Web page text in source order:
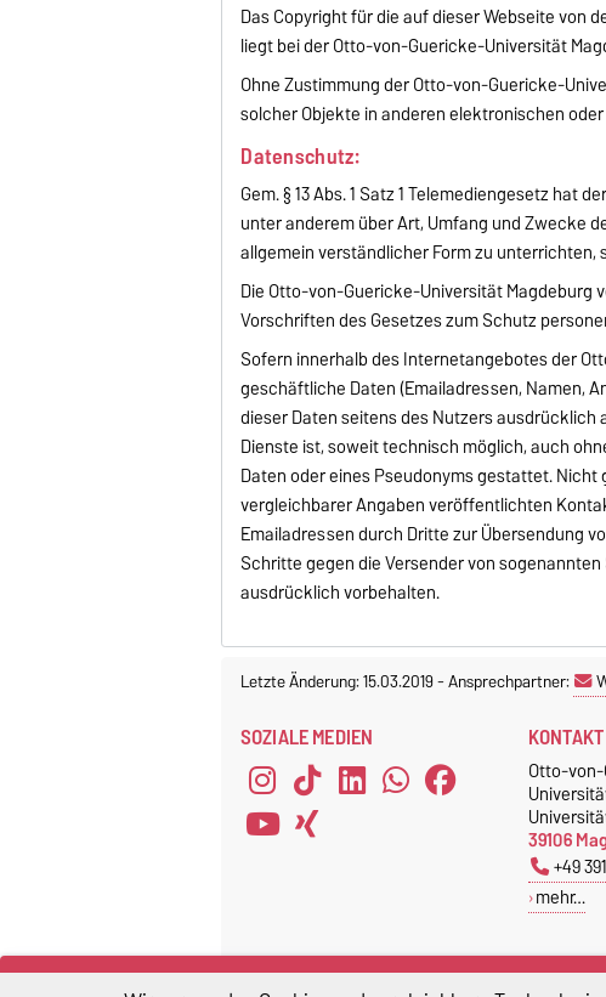
Das Copyright für die auf dieser Webseite von
liegt bei der Otto-von-Guericke-Universität
Ohne Zustimmung der Otto-von-Guericke-
solcher Objekte in anderen elektronischen
Datenschutz:
Gem. § 13 Abs. 1 Satz 1 Telemediengesetz hat
unter anderem über Art, Umfang und Zwecke
allgemein verständlicher Form zu
Die Otto-von-Guericke-Universität
Vorschriften des Gesetzes zum Schutz
Sofern innerhalb des Internetangebotes der
geschäftliche Daten (Emailadressen, Namen,
dieser Daten seitens des Nutzers
Dienste ist, soweit technisch möglich, auch
Daten oder eines Pseudonyms gestattet.
vergleichbarer Angaben veröffentlichten
Emailadressen durch Dritte zur Übersendung
Schritte gegen die Versender von
ausdrücklich vorbehalten.
Letzte Änderung: 15.03.2019-Ansprechpartner:
SOZIALE MEDIEN KONTAKT
Otto-
39106
+49
mehr…